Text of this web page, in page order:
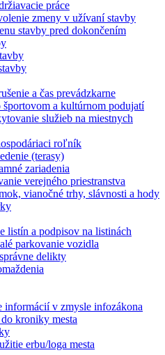
práce
zmeny v užívaní stavby
stavby pred dokončením
a čas prevádzkarne
športovom a kultúrnom podujatí
služieb na miestnych
roľník
(terasy)
zariadenia
verejného priestranstva
vianočné trhy, slávnosti a hody
listín a podpisov na listinách
parkovanie vozidla
delikty
informácií v zmysle infozákona
kroniky mesta
erbu/loga mesta